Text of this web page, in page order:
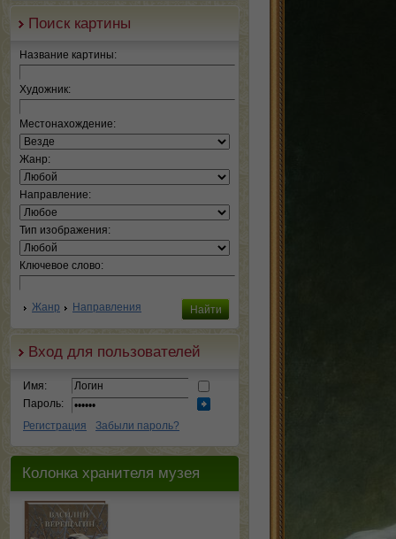
Поиск картины
Название картины:
Художник:
Местонахождение:
Жанр:
Направление:
Тип изображения:
Ключевое слово:
Жанр Направления
Вход для пользователей
Имя:
Пароль:
Регистрация
Забыли пароль?
Колонка хранителя музея